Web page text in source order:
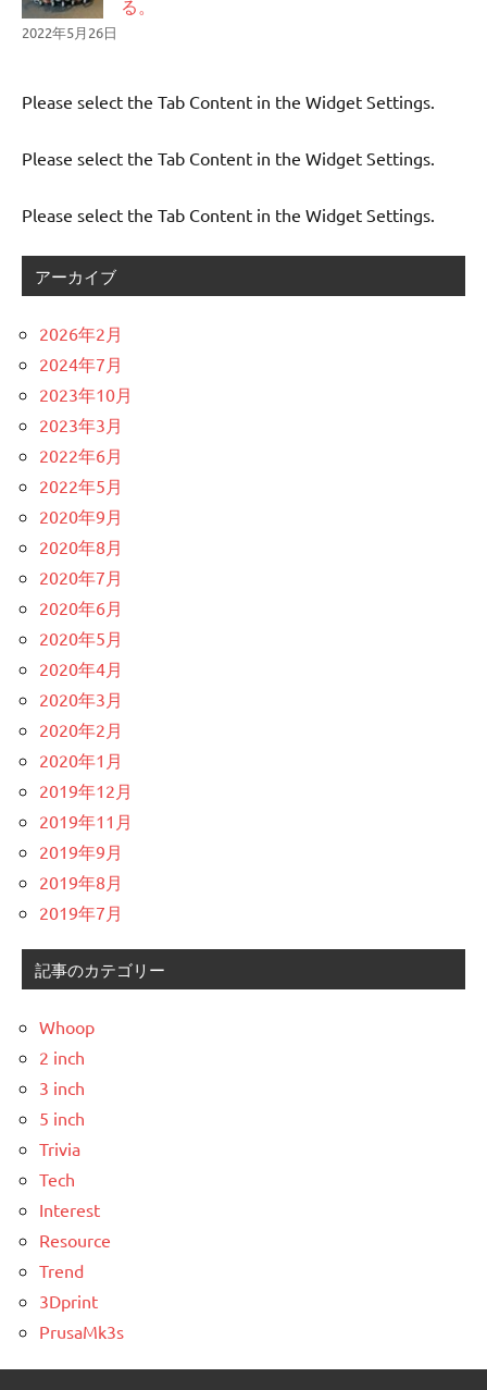
る。
2022年5月26日
Please select the Tab Content in the Widget Settings.
Please select the Tab Content in the Widget Settings.
Please select the Tab Content in the Widget Settings.
アーカイブ
2026年2月
2024年7月
2023年10月
2023年3月
2022年6月
2022年5月
2020年9月
2020年8月
2020年7月
2020年6月
2020年5月
2020年4月
2020年3月
2020年2月
2020年1月
2019年12月
2019年11月
2019年9月
2019年8月
2019年7月
記事のカテゴリー
Whoop
2 inch
3 inch
5 inch
Trivia
Tech
Interest
Resource
Trend
3Dprint
PrusaMk3s